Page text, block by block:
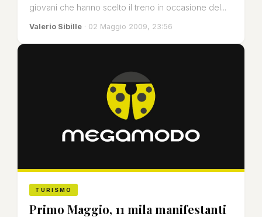
giovani che hanno scelto il treno in occasione del...
Valerio Sibille · 02 Maggio 2009, 23:56
TURISMO
Primo Maggio, 11 mila manifestanti